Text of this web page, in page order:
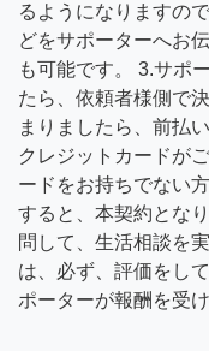
るようになりますの
どをサポーターへお
も可能です。 3.サポ
たら、依頼者様側で
まりましたら、前払
クレジットカードが
ードをお持ちでない
すると、本契約とな
問して、生活相談を
は、必ず、評価をし
ポーターが報酬を受